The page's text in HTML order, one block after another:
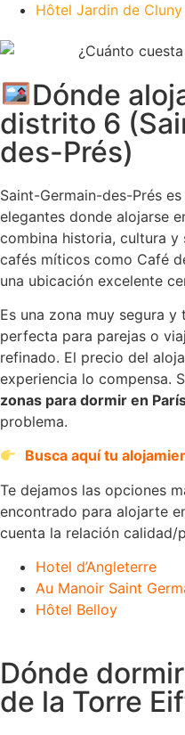
Hôtel Jardin de Cluny
Dónde
distrito 6
des-Prés)
Saint-Germain-des-Prés
elegantes donde alojarse
combina historia, cultura
cafés míticos como Café
una ubicación excelente
Es una zona muy segura
perfecta para parejas o
refinado. El precio del
experiencia lo compensa.
zonas para dormir en
problema.
Busca aquí tu
Te dejamos las opciones
encontrado para alojarte
cuenta la relación calidad/
Hotel d’Angleterre
Au Manoir Saint
Hôtel Belloy
Dónde
de la Torre